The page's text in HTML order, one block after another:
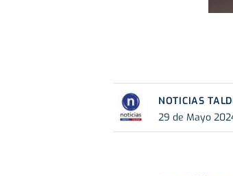
NOTICIAS
29 de Mayo